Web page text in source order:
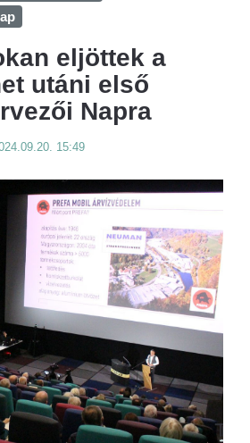
eljöttek a
utáni első
Napra
15:49